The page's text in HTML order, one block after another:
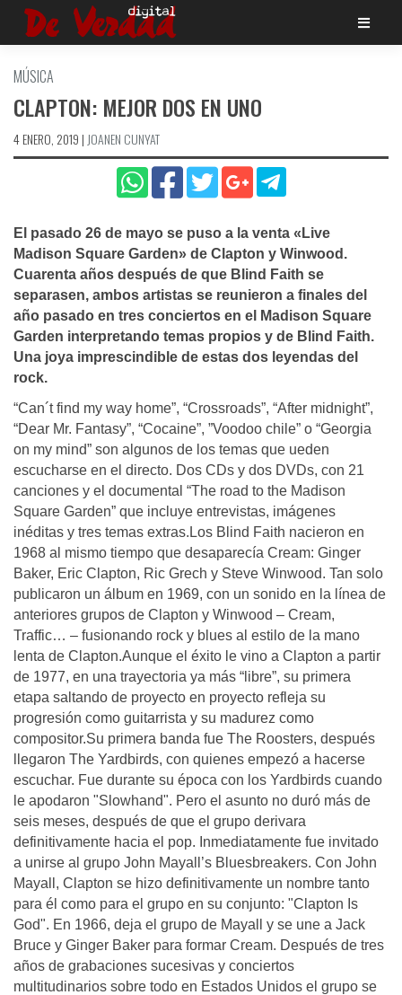
Saltar
MÚSICA
CLAPTON: MEJOR DOS EN UNO
4 ENERO, 2019 | JOANEN CUNYAT
El pasado 26 de mayo se puso a la venta «Live
Madison Square Garden» de Clapton y Winwood.
Cuarenta años después de que Blind Faith se
separasen, ambos artistas se reunieron a finales del
año pasado en tres conciertos en el Madison Square
Garden interpretando temas propios y de Blind Faith.
Una joya imprescindible de estas dos leyendas del
rock.
“Can´t find my way home”, “Crossroads”, “After midnight”,
“Dear Mr. Fantasy”, “Cocaine”, ”Voodoo chile” o “Georgia
on my mind” son algunos de los temas que ueden
escucharse en el directo. Dos CDs y dos DVDs, con 21
canciones y el documental “The road to the Madison
Square Garden” que incluye entrevistas, imágenes
inéditas y tres temas extras.Los Blind Faith nacieron en
1968 al mismo tiempo que desaparecía Cream: Ginger
Baker, Eric Clapton, Ric Grech y Steve Winwood. Tan solo
publicaron un álbum en 1969, con un sonido en la línea de
anteriores grupos de Clapton y Winwood – Cream,
Traffic… – fusionando rock y blues al estilo de la mano
lenta de Clapton.Aunque el éxito le vino a Clapton a partir
de 1977, en una trayectoria ya más “libre”, su primera
etapa saltando de proyecto en proyecto refleja su
progresión como guitarrista y su madurez como
compositor.Su primera banda fue The Roosters, después
llegaron The Yardbirds, con quienes empezó a hacerse
escuchar. Fue durante su época con los Yardbirds cuando
le apodaron "Slowhand". Pero el asunto no duró más de
seis meses, después de que el grupo derivara
definitivamente hacia el pop. Inmediatamente fue invitado
a unirse al grupo John Mayall’s Bluesbreakers. Con John
Mayall, Clapton se hizo definitivamente un nombre tanto
para él como para el grupo en su conjunto: "Clapton Is
God". En 1966, deja el grupo de Mayall y se une a Jack
Bruce y Ginger Baker para formar Cream. Después de tres
años de grabaciones sucesivas y conciertos
multitudinarios sobre todo en Estados Unidos el grupo se